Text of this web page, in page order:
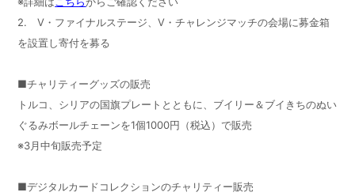
2. V・ファイナルステージ、V・チャレンジマッチの会場に募金箱
を設置し寄付を募る
■チャリティーグッズの販売
トルコ、シリアの国旗プレートとともに、ブイリー＆ブイきちのぬい
ぐるみボールチェーンを1個1000円（税込）で販売
※3月中旬販売予定
■デジタルカードコレクションのチャリティー販売